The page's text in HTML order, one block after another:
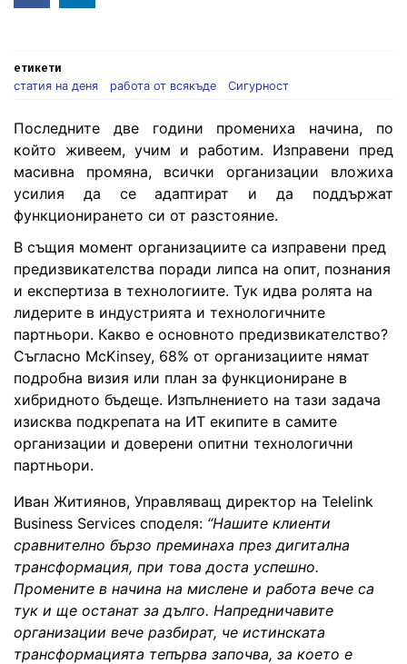
in
етикети
статия на деня
работа от всякъде Сигурност
Последните две години промениха начина, по
който живеем, учим и работим. Изправени пред
масивна промяна, всички организации вложиха
усилия да се адаптират и да поддържат
функционирането си от разстояние.
В същия момент организациите са изправени пред
предизвикателства поради липса на опит, познания
и експертиза в технологиите. Тук идва ролята на
лидерите в индустрията и технологичните
партньори. Какво е основното предизвикателство?
Съгласно McKinsey, 68% от организациите нямат
подробна визия или план за функциониране в
хибридното бъдеще. Изпълнението на тази задача
изисква подкрепата на ИТ екипите в самите
организации и доверени опитни технологични
партньори.
Иван Житиянов, Управляващ директор на Telelink
Business Services споделя: “Нашите клиенти
сравнително бързо преминаха през дигитална
трансформация, при това доста успешно.
Промените в начина на мислене и работа вече са
тук и ще останат за дълго. Напредничавите
организации вече разбират, че истинската
трансформацията тепърва започва, за което е